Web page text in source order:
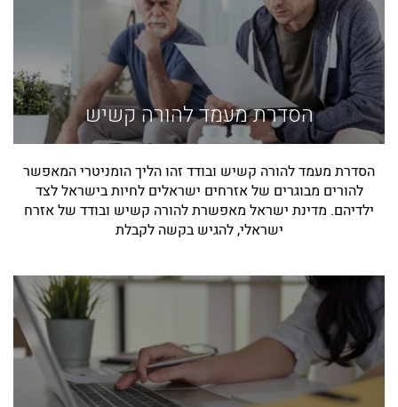
הסדרת מעמד להורה קשיש
הסדרת מעמד להורה קשיש ובודד זהו הליך הומניטרי המאפשר
להורים מבוגרים של אזרחים ישראלים לחיות בישראל לצד
ילדיהם. מדינת ישראל מאפשרת להורה קשיש ובודד של אזרח
ישראלי, להגיש בקשה לקבלת